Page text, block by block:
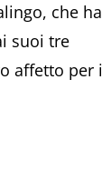
che ha
suoi tre
affetto per i